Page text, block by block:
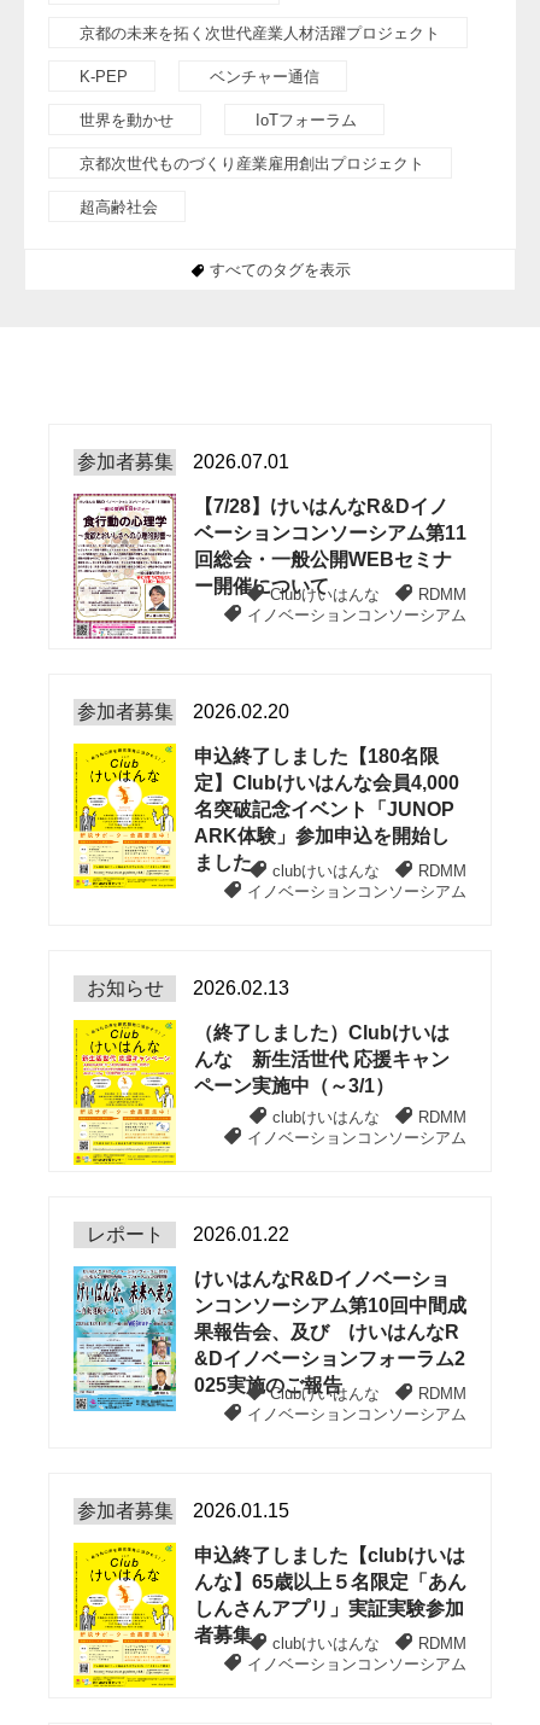
京都の未来を拓く次世代産業人材活躍プロジェクト
K-PEP ベンチャー通信
世界を動かせ IoTフォーラム
京都次世代ものづくり産業雇用創出プロジェクト
超高齢社会
すべてのタグを表示
参加者募集 2026.07.01
【7/28】けいはんなR&Dイノ
ベーションコンソーシアム第11
回総会・一般公開WEBセミナ
ー開催について
Clubけいはんな
RDMM
イノベーションコンソーシアム
参加者募集 2026.02.20
申込終了しました【180名限
定】Clubけいはんな会員4,000
名突破記念イベント「JUNOP
ARK体験」参加申込を開始し
ました
clubけいはんな
RDMM
イノベーションコンソーシアム
お知らせ 2026.02.13
（終了しました）Clubけいは
んな 新生活世代 応援キャン
ペーン実施中（～3/1）
clubけいはんな
RDMM
イノベーションコンソーシアム
レポート 2026.01.22
けいはんなR&Dイノベーショ
ンコンソーシアム第10回中間成
果報告会、及び けいはんなR
&Dイノベーションフォーラム2
025実施のご報告
Clubけいはんな
RDMM
イノベーションコンソーシアム
参加者募集 2026.01.15
申込終了しました【clubけいは
んな】65歳以上５名限定「あん
しんさんアプリ」実証実験参加
者募集
clubけいはんな
RDMM
イノベーションコンソーシアム